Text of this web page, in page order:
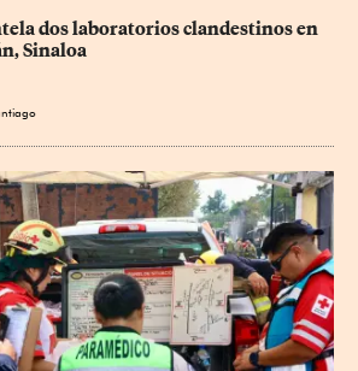
dos laboratorios clandestinos en
Sinaloa